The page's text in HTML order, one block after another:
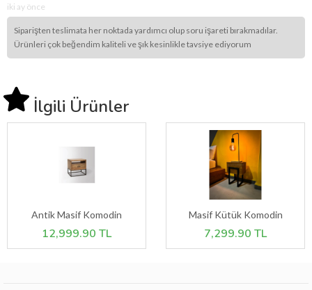
iki ay önce
Siparişten teslimata her noktada yardımcı olup soru işareti bırakmadılar.
Ürünleri çok beğendim kaliteli ve şık kesinlikle tavsiye ediyorum
İlgili Ürünler
Antik Masif Komodin
12,999.90 TL
Masif Kütük Komodin
7,299.90 TL